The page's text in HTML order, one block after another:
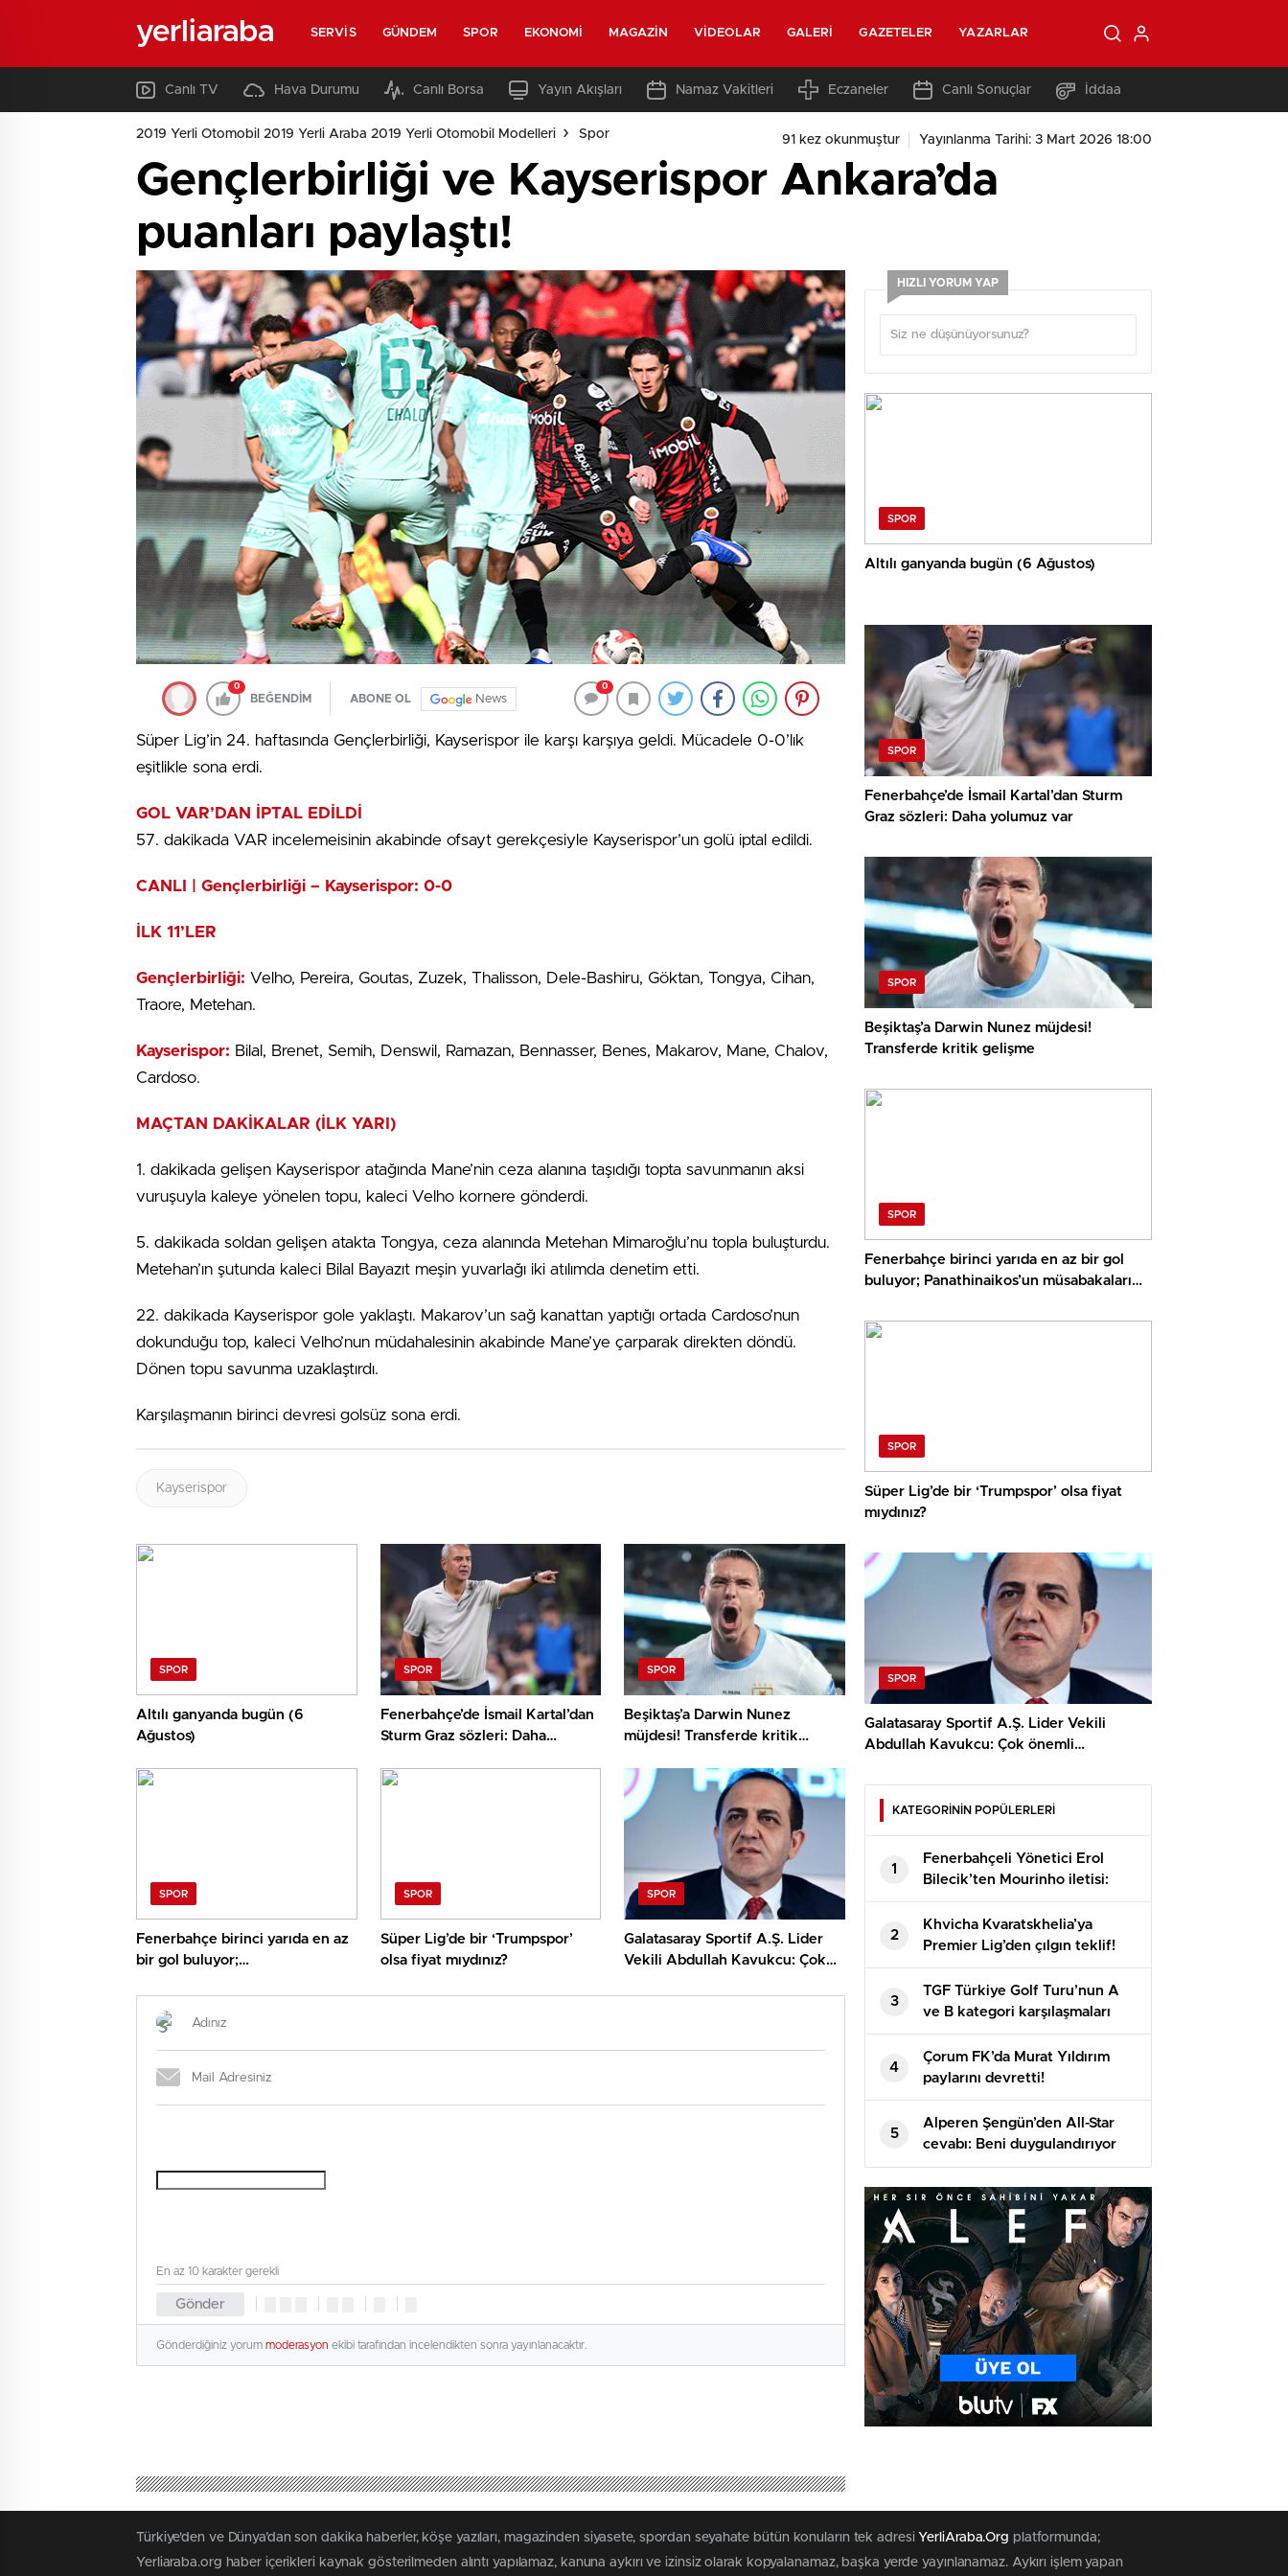
yerliaraba SERVIS GÜNDEM SPOR EKONOMI MAGAZIN VIDEOLAR GALERI GAZETELER YAZARLAR
Canlı TV Hava Durumu Canlı Borsa Yayın Akışları Namaz Vakitleri Eczaneler Canlı Sonuçlar İddaa
2019 Yerli Otomobil 2019 Yerli Araba 2019 Yerli Otomobil Modelleri Spor 91 kez okunmuştur Yayınlanma Tarihi: 3 Mart 2026 18:00
Gençlerbirliği ve Kayserispor Ankara’da
puanları paylaştı!
0
BEĞENDİM ABONE OL News
0
Süper Lig’in 24. haftasında Gençlerbirliği, Kayserispor ile karşı karşıya geldi. Mücadele 0-0’lık
eşitlikle sona erdi.
GOL VAR’DAN İPTAL EDİLDİ
57. dakikada VAR incelemeisinin akabinde ofsayt gerekçesiyle Kayserispor’un golü iptal edildi.
CANLI | Gençlerbirliği – Kayserispor: 0-0
İLK 11’LER
Gençlerbirliği: Velho, Pereira, Goutas, Zuzek, Thalisson, Dele-Bashiru, Göktan, Tongya, Cihan,
Traore, Metehan.
Kayserispor: Bilal, Brenet, Semih, Denswil, Ramazan, Bennasser, Benes, Makarov, Mane, Chalov,
Cardoso.
MAÇTAN DAKİKALAR (İLK YARI)
1. dakikada gelişen Kayserispor atağında Mane’nin ceza alanına taşıdığı topta savunmanın aksi
vuruşuyla kaleye yönelen topu, kaleci Velho kornere gönderdi.
5. dakikada soldan gelişen atakta Tongya, ceza alanında Metehan Mimaroğlu’nu topla buluşturdu.
Metehan’ın şutunda kaleci Bilal Bayazıt meşin yuvarlağı iki atılımda denetim etti.
22. dakikada Kayserispor gole yaklaştı. Makarov’un sağ kanattan yaptığı ortada Cardoso’nun
dokunduğu top, kaleci Velho’nun müdahalesinin akabinde Mane’ye çarparak direkten döndü.
Dönen topu savunma uzaklaştırdı.
Karşılaşmanın birinci devresi golsüz sona erdi.
Kayserispor
SPOR
Altılı ganyanda bugün (6
Ağustos)
SPOR
Fenerbahçe’de İsmail Kartal’dan
Sturm Graz sözleri: Daha
SPOR
Beşiktaş’a Darwin Nunez
müjdesi! Transferde kritik
SPOR
Fenerbahçe birinci yarıda en az
bir gol buluyor;
Tüyoları!
SPOR
Süper Lig’de bir ‘Trumpspor’
olsa fiyat mıydınız?
SPOR
Galatasaray Sportif A.Ş. Lider
Vekili Abdullah Kavukcu: Çok
Gönder
En az 10 karakter gerekli
Gönderdiğiniz yorum moderasyon ekibi tarafından incelendikten sonra yayınlanacaktır.
HIZLI YORUM YAP
SPOR
Altılı ganyanda bugün (6 Ağustos)
SPOR
Fenerbahçe’de İsmail Kartal’dan Sturm
Graz sözleri: Daha yolumuz var
SPOR
Beşiktaş’a Darwin Nunez müjdesi!
Transferde kritik gelişme
SPOR
Fenerbahçe birinci yarıda en az bir gol
buluyor; Panathinaikos’un müsabakaları
SPOR
Süper Lig’de bir ‘Trumpspor’ olsa fiyat
mıydınız?
SPOR
Galatasaray Sportif A.Ş. Lider Vekili
Abdullah Kavukcu: Çok önemli
harcayacağız
KATEGORİNİN POPÜLERLERİ
1
Fenerbahçeli Yönetici Erol
Bilecik’ten Mourinho iletisi:
Bayraklarınızı hazırlayın
2
Khvicha Kvaratskhelia’ya
Premier Lig’den çılgın teklif!
Adeta servet bedelinde
3
TGF Türkiye Golf Turu’nun A
ve B kategori karşılaşmaları
Bodrum’da oynandı
4
Çorum FK’da Murat Yıldırım
paylarını devretti!
5
Alperen Şengün’den All-Star
cevabı: Beni duygulandırıyor
Türkiye'den ve Dünya’dan son dakika haberler, köşe yazıları, magazinden siyasete, spordan seyahate bütün konuların tek adresi YerliAraba.Org platformunda;
Yerliaraba.org haber içerikleri kaynak gösterilmeden alıntı yapılamaz, kanuna aykırı ve izinsiz olarak kopyalanamaz, başka yerde yayınlanamaz. Aykırı işlem yapan